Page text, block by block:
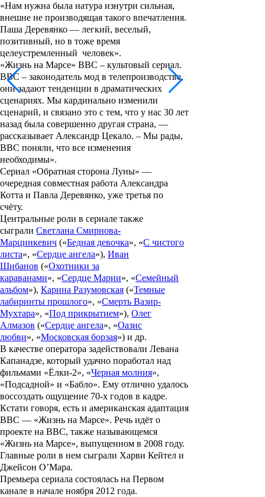
«Нам нужна была натура изнутри сильная,
внешне не производящая такого впечатления.
Паша Деревянко — легкий, веселый,
позитивный, но в тоже время
целеустремленный человек».
«Жизнь на Марсе» ВВС – культовый сериал.
ВВС – законодатель мод в телепроизводстве,
они задают тенденции в драматических
сценариях. Мы кардинально изменили
сценарий, и связано это с тем, что у нас 30 лет
назад была совершенно другая страна, —
рассказывает Александр Цекало. – Мы рады,
ВВС поняли, что все изменения
необходимы».
Сериал «Обратная сторона Луны» —
очередная совместная работа Александра
Котта и Павла Деревянко, уже третья по
счёту.
Центральные роли в сериале также
сыграли Светлана Смирнова-
Марцинкевич («Бедная девочка», «С чистого
листа», «Сердце ангела»), Иван
Шибанов («Охотники за
караванами», «Сердце Марии», «Семейный
альбом»), Карина Разумовская («Темные
лабиринты прошлого», «Смерть Вазир-
Мухтара», «Под прикрытием»), Олег
Алмазов («Сердце ангела», «Оазис
любви», «Московская борзая») и др.
В качестве оператора задействовали Левана
Капанадзе, который удачно поработал над
фильмами «Ёлки-2», «Черная молния»,
«Подсадной» и «Бабло». Ему отлично удалось
воссоздать ощущение 70-х годов в кадре.
Кстати говоря, есть и американская адаптация
BBC — «Жизнь на Марсе». Речь идёт о
проекте на BBC, также называющемся
«Жизнь на Марсе», выпущенном в 2008 году.
Главные роли в нем сыграли Харви Кейтел и
Джейсон О’Мара.
Премьера сериала состоялась на Первом
канале в начале ноября 2012 года.